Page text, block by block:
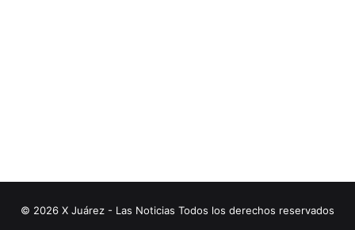
© 2026 X Juárez - Las Noticias Todos los derechos reservados